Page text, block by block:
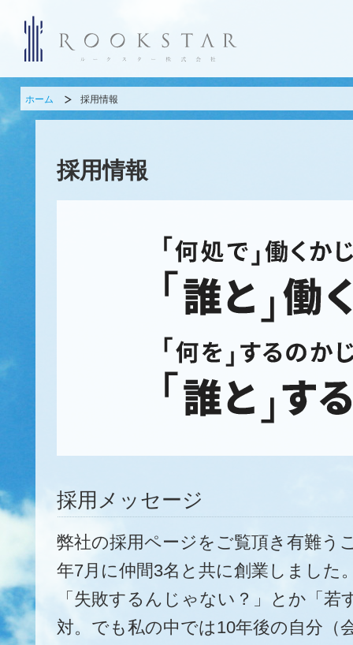
ホーム 採用情報
採用情報
採用メッセージ
弊社の採用ページをご覧頂き有難う
年7月に仲間3名と共に創業しました
「失敗するんじゃない？」とか「若
対。でも私の中では10年後の自分（